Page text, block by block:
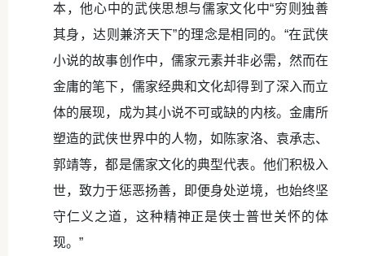
本，他心中的武侠思想与儒家文化中“穷则独善
其身，达则兼济天下”的理念是相同的。“在武侠
小说的故事创作中，儒家元素并非必需，然而在
金庸的笔下，儒家经典和文化却得到了深入而立
体的展现，成为其小说不可或缺的内核。金庸所
塑造的武侠世界中的人物，如陈家洛、袁承志、
郭靖等，都是儒家文化的典型代表。他们积极入
世，致力于惩恶扬善，即便身处逆境，也始终坚
守仁义之道，这种精神正是侠士普世关怀的体
现。”